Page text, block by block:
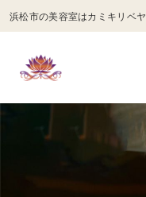
浜松市の美容室はカミキリベヤ